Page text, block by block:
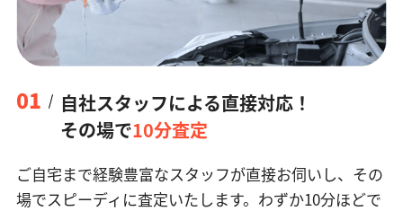
01
自社スタッフによる直接対応！
その場で10分査定
ご自宅まで経験豊富なスタッフが直接お伺いし、その
場でスピーディに査定いたします。 わずか10分ほどで